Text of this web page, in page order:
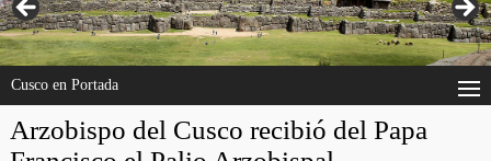
Cusco en Portada
Arzobispo del Cusco recibió del Papa